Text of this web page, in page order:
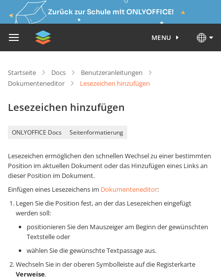
Zurück zur Schule mit ONLYOFFICE!
MENU
Startseite Docs
Benutzeranleitungen
Dokumenteneditor
Lesezeichen hinzufügen
Lesezeichen hinzufügen
ONLYOFFICE Docs Seitenformatierung
Lesezeichen ermöglichen den schnellen Wechsel zu einer bestimmten
Position im aktuellen Dokument oder das Hinzufügen eines Links an
dieser Position im Dokument.
Einfügen eines Lesezeichens im Dokumenteneditor:
Legen Sie die Position fest, an der das Lesezeichen eingefügt
werden soll:
positionieren Sie den Mauszeiger am Beginn der gewünschten
Textstelle oder
wählen Sie die gewünschte Textpassage aus.
Wechseln Sie in der oberen Symbolleiste auf die Registerkarte
Verweise.